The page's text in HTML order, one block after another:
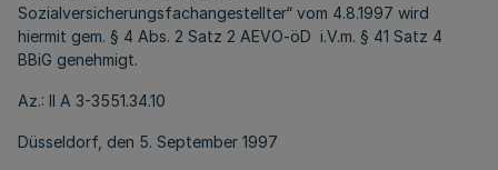
Sozialversicherungsfachangestellter“ vom 4.8.1997 wird
hiermit gem. § 4 Abs. 2 Satz 2 AEVO-öD i.V.m. § 41 Satz 4
BBiG genehmigt.
Az.: II A 3-3551.34.10
Düsseldorf, den 5. September 1997